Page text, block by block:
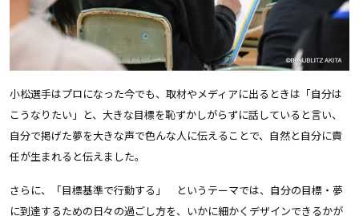
小松選手はプロになった今でも、取材やメディアに出るときは「自分は
こうなりたい」と、大きな目標を恥ずかしがらずに話していると言い、
自分で掲げた夢を大きな声で色んな人に伝えることで、自然と自分に責
任が生まれると伝えました。
さらに、「目標基準で行動する」 というテーマでは、自分の目標・夢
に到達するための日々の過ごし方を、いかに細かくデザインできるかが